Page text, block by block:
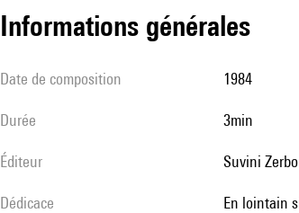
informations générales
date de composition 1984
durée 3min
éditeur Suvini
Dédicace en lointain